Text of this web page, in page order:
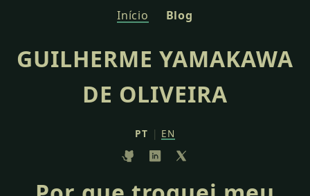
Início Blog
GUILHERME YAMAKAWA
DE OLIVEIRA
PT | EN